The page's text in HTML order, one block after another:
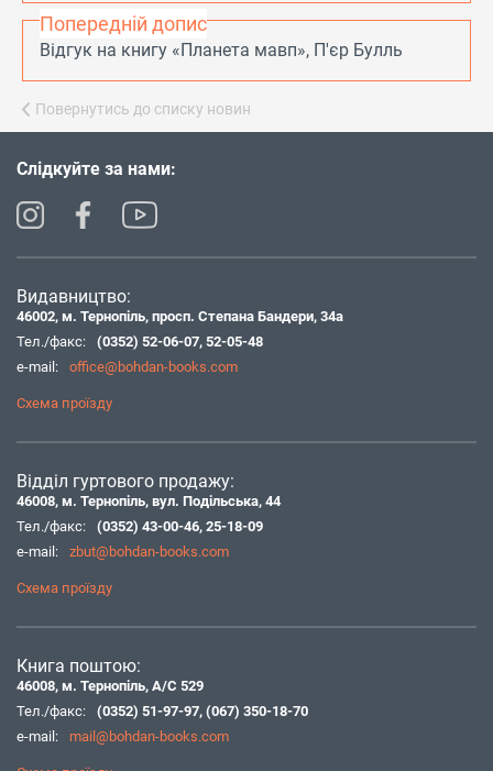
Попередній допис
Відгук на книгу «Планета мавп», П'єр Булль
Повернутись до списку новин
Слідкуйте за нами:
Видавництво:
46002, м. Тернопіль, просп. Степана Бандери, 34а
Тел./факс:
(0352) 52-06-07, 52-05-48
e-mail:
office@bohdan-books.com
Схема проїзду
Відділ гуртового продажу:
46008, м. Тернопіль, вул. Подільська, 44
Тел./факс:
(0352) 43-00-46, 25-18-09
e-mail:
zbut@bohdan-books.com
Схема проїзду
Книга поштою:
46008, м. Тернопіль, А/С 529
Тел./факс:
(0352) 51-97-97, (067) 350-18-70
e-mail:
mail@bohdan-books.com